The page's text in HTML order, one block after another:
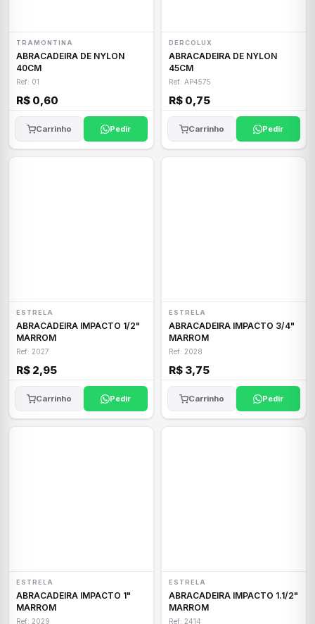
TRAMONTINA
ABRACADEIRA DE NYLON
40CM
Ref: 01
R$ 0,60
Carrinho Pedir
DERCOLUX
ABRACADEIRA DE NYLON
45CM
Ref: AP4575
R$ 0,75
Carrinho Pedir
ESTRELA
ABRACADEIRA IMPACTO 1/2"
MARROM
Ref: 2027
R$ 2,95
Carrinho Pedir
ESTRELA
ABRACADEIRA IMPACTO 3/4"
MARROM
Ref: 2028
R$ 3,75
Carrinho Pedir
ESTRELA
ABRACADEIRA IMPACTO 1"
MARROM
Ref: 2029
ESTRELA
ABRACADEIRA IMPACTO 1.1/2"
MARROM
Ref: 2414